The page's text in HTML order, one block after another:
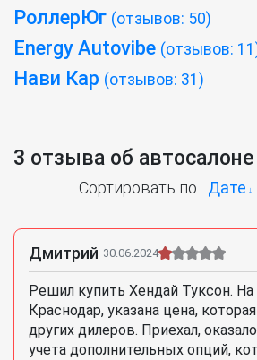
РоллерЮг (отзывов: 50)
Energy Autovibe (отзывов:
Нави Кар (отзывов: 31)
3 отзыва об
Сортировать по Дате
Дмитрий 30.06.2024
Решил купить Хендай Туксон. На
Краснодар, указана цена,
других дилеров. Приехал,
учета дополнительных опций,